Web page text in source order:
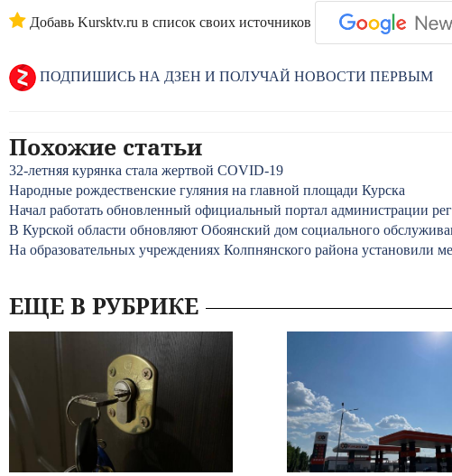
Добавь Kursktv.ru в список своих источников
ПОДПИШИСЬ НА ДЗЕН И ПОЛУЧАЙ НОВОСТИ ПЕРВЫМ
Похожие статьи
32-летняя курянка стала жертвой COVID-19
Народные рождественские гуляния на главной площади Курска
Начал работать обновленный официальный портал администрации
В Курской области обновляют Обоянский дом социального
На образовательных учреждениях Колпнянского района установили
ЕЩЕ В РУБРИКЕ